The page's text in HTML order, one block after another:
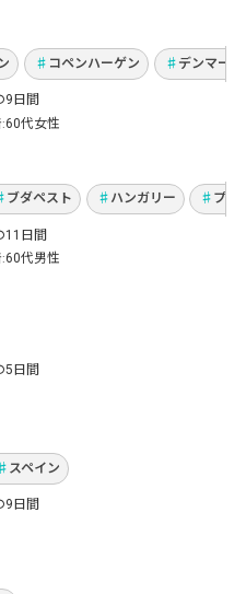
コペンハーゲン デンマーク
9日間
60代女性
ーン・プラハ3都市
空ビジネスクラスで
ブダペスト ハンガリー プラ
11日間
60代男性
測！カナダ・イエロ
5日間
旅行！個人旅行なら
スペイン
9日間
えるローマの遺跡！